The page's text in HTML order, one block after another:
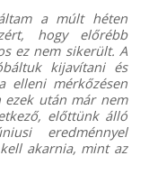
a múlt héten
hogy előrébb
ez nem sikerült. A
kijavítani és
elleni mérkőzésen
után már nem
előttünk álló
eredménnyel
akarnia, mint az